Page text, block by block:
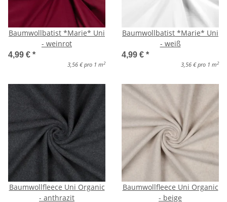
Baumwollbatist *Marie* Uni
- weinrot
4,99 € *
3,56 € pro 1 m 2
Baumwollbatist *Marie* Uni
- weiß
4,99 € *
3,56 € pro 1 m 2
Baumwollfleece Uni Organic
- anthrazit
Baumwollfleece Uni Organic
- beige